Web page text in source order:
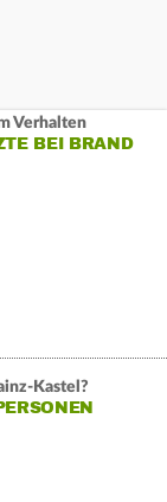
Verhalten
BEI BRAND
Kastel?